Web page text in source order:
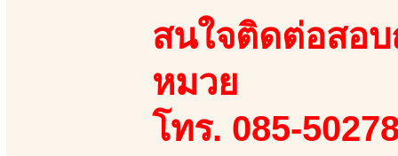
สนใจติดต่อสอบ
หมวย
โทร. 085-